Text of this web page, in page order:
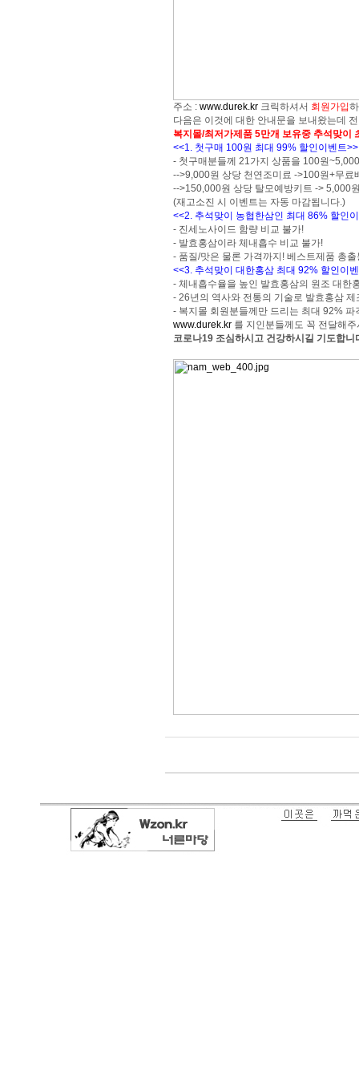
주소 : www.durek.kr 크릭하셔서 회원가입
다음은 이것에 대한 안내문을 보내왔는데
복지몰/최저가제품 5만개 보유중 추석맞이
<<1. 첫구매 100원 최대 99% 할인이벤트>>
- 첫구매분들께 21가지 상품을 100원
-->9,000원 상당 천연조미료 ->100원+무료
-->150,000원 상당 탈모예방키트 -> 5,000
(재고소진 시 이벤트는 자동 마감됩니다.)
<<2. 추석맞이 농협한삼인 최대 86% 할인
- 진세노사이드 함량 비교 불가!
- 발효홍삼이라 체내흡수 비교 불가!
- 품질/맛은 물론 가격까지! 베스트제품 총출
<<3. 추석맞이 대한홍삼 최대 92% 할인이
- 체내흡수율을 높인 발효홍삼의 원조 대한
- 26년의 역사와 전통의 기술로 발효홍삼 제
- 복지몰 회원분들께만 드리는 최대 92% 파
www.durek.kr 를 지인분들께도 꼭 전달해
코로나19 조심하시고 건강하시길 기도합니